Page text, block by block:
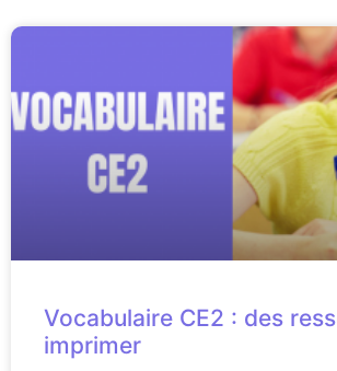
Vocabulaire CE2 : des
imprimer